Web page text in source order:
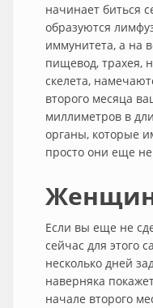
начинает биться
образуются
иммунитета, а на
пищевод, трахея,
скелета,
второго месяца
миллиметров в
органы, которые
просто они еще
Если вы еще не
сейчас для этого
несколько дней
наверняка
начале второго